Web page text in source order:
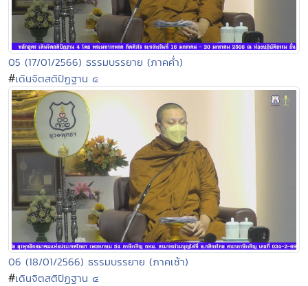
05 (17/01/2566) ธรรมบรรยาย (ภาคค่ำ)
#เดินจิตสติปัฏฐาน ๔
06 (18/01/2566) ธรรมบรรยาย (ภาคเช้า)
#เดินจิตสติปัฏฐาน ๔